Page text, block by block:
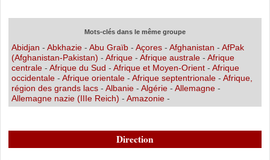
Mots-clés dans le même groupe
Abidjan - Abkhazie- Abu Graïb- Açores- Afghanistan - AfPak
(Afghanistan-Pakistan) - Afrique- Afrique australe- Afrique
centrale - Afrique du Sud - Afrique et Moyen-Orient - Afrique
occidentale - Afrique orientale - Afrique septentrionale - Afrique,
région des grands lacs- Albanie - Algérie - Allemagne -
Allemagne nazie (IIIe Reich) - Amazonie-
Direction